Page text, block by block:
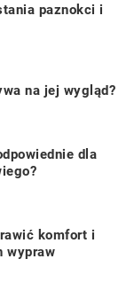
paznokci i
na jej wygląd?
dla
komfort i
wypraw